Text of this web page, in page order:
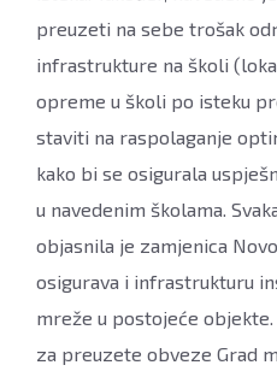
preuzeti na sebe trošak
infrastrukture na školi
opreme u školi po isteku
staviti na raspolaganje
kako bi se osigurala
u navedenim školama.
objasnila je zamjenica
osigurava i infrastrukturu
mreže u postojeće objekte.
za preuzete obveze Grad